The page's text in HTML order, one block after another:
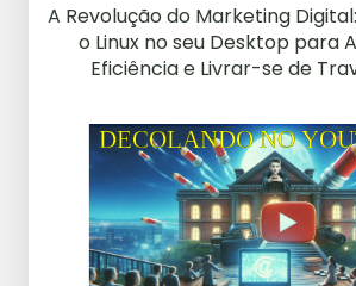
A Revolução do Marketing
o Linux no seu Desktop para
Eficiência e Livrar-se de